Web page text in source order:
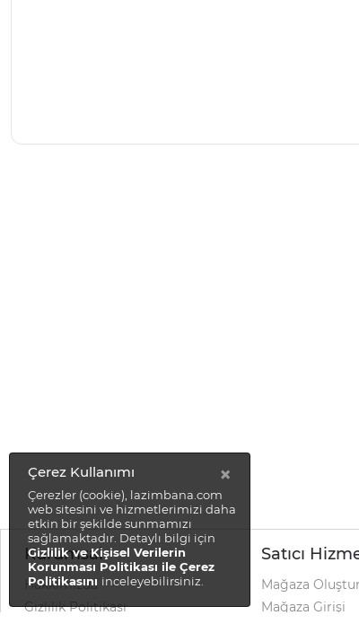
Kurumsal
Hakkımızda
Gizlilik Politikası
Satıcı
Mağaza Oluştur
Mağaza Girişi
Çerez Kullanımı
Çerezler (cookie), lazimbana.com
web sitesini ve hizmetlerimizi daha
etkin bir şekilde sunmamızı
sağlamaktadır. Detaylı bilgi için
Gizlilik ve Kişisel Verilerin
Korunması Politikası ile Çerez
Politikasını inceleyebilirsiniz.
×